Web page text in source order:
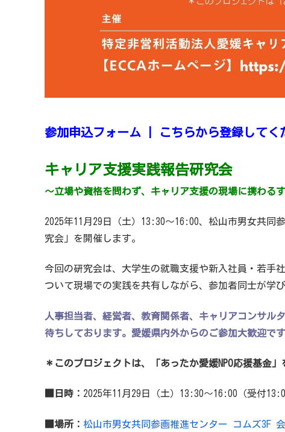
参加申込フォーム | こちらから登録してく
キャリア支援実践報告研究会
〜立場や資格を問わず、キャリア支援の現場に携わる
2025年11月29日（土）13:30～16:00、松山市男女共
究会」を開催します。
今回の研究会は、大学生の就職支援や新入社員・若手
ついて現場での実践を共有しながら、参加者同士が学
人事担当者、経営者、教育関係者、キャリアコンサル
待ちしております。愛媛県内外からのご参加大歓迎です
＊このプロジェクトは、「あったか愛媛NPO応援基金」
■日時： 2025年11月29日（土）13:30～16:00（受付
■場所： 松山市男女共同参画推進センター コムズ3F